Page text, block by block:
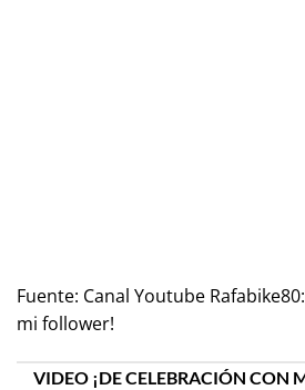
Fuente: Canal Youtube
mi follower!
VIDEO ¡DE CELEBRACIÓN CON